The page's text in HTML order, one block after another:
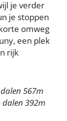
je verder
je stoppen
omweg
een plek
rijk
567m
dalen 392m